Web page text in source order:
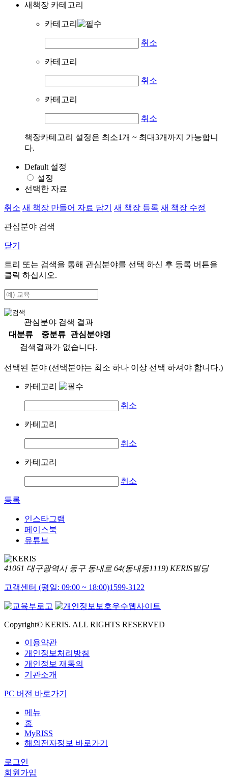
새책장 카테고리
카테고리
취소
카테고리
취소
카테고리
취소
책장카테고리 설정은 최소1개 ~ 최대3개까지 가능합니
다.
Default 설정
설정
선택한 자료
취소 새 책장 만들어 자료 담기 새 책장 등록 새 책장 수정
관심분야 검색
닫기
트리 또는 검색을 통해 관심분야를 선택 하신 후 등록 버튼을
클릭 하십시오.
관심분야 검색 결과
대분류
중분류
관심분야명
검색결과가 없습니다.
선택된 분야 (선택분야는 최소 하나 이상 선택 하셔야 합니다.)
카테고리
취소
카테고리
취소
카테고리
취소
등록
인스타그램
페이스북
유튜브
41061 대구광역시 동구 동내로 64(동내동1119) KERIS빌딩
고객센터 (평일: 09:00 ~ 18:00)1599-3122
Copyright© KERIS. ALL RIGHTS RESERVED
이용약관
개인정보처리방침
개인정보 재동의
기관소개
PC 버전 바로가기
메뉴
홈
MyRISS
해외전자정보 바로가기
로그인
회원가입